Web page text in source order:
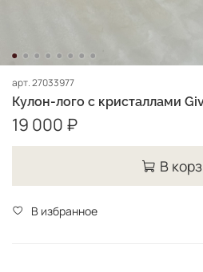
арт.27033977
Кулон-лого с кристаллами
19 000 ₽
В
В избранное